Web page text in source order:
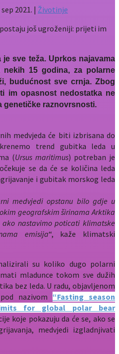
sep 2021. | Životinje
sve teža. Uprkos najavama
nekih 15 godina, za polarne
budućnost sve crnja. Zbog
im opasnost nedostatka ne
genetičke raznovrsnosti.
medvjeda će biti izbrisana do
trend gubitka leda u
(Ursus maritimus) potreban je
se da će se količina leda
i gubitak morskog leda
medvjedi opstanu bilo gdje u
geografskim širinama Arktika
nastavimo poticati klimatske
emisija“, kaže klimatski
su koliko dugo polarni
mladunce tokom sve dužih
bez leda. U radu, objavljenom
nazivom “Fasting season
for global polar bear
koje pokazuju da će se, ako se
medvjedi izgladnjivati